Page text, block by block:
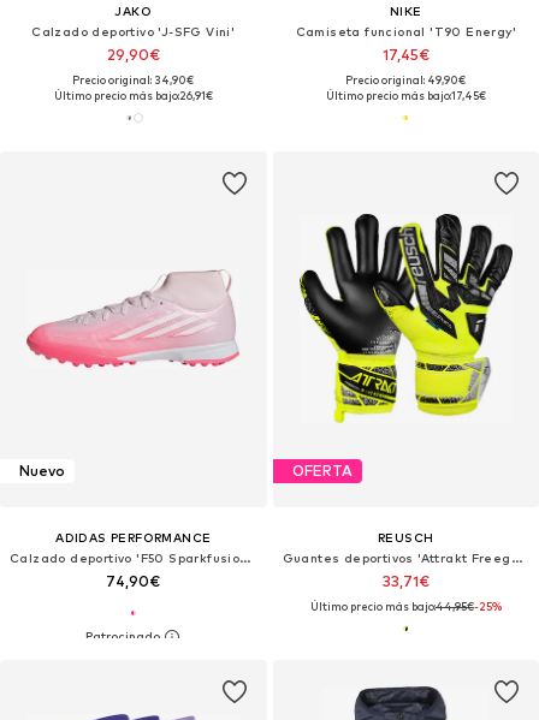
JAKO
Calzado deportivo 'J-SFG Vini'
29,90€
Precio original: 34,90€
Último precio más bajo:26,91€
NIKE
Camiseta funcional 'T90 Energy'
17,45€
Precio original: 49,90€
Último precio más bajo:17,45€
Nuevo
ADIDAS PERFORMANCE
Calzado deportivo 'F50 Sparkfusion League'
74,90€
OFERTA
REUSCH
Guantes deportivos 'Attrakt Freegel Silver'
33,71€
Último precio más bajo:44,95€-25%